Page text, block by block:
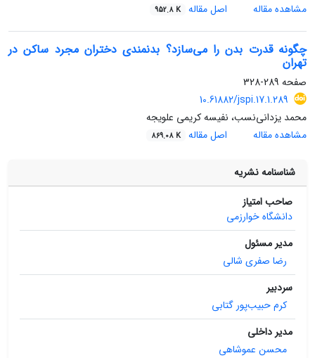
مشاهده مقاله
اصل مقاله 952.8 K
چگونه قدرت بدن را می‌سازد؟ بدنمندی دختران مجرد ساکن در
تهران
صفحه 289-328
10.61882/jspi.17.1.289
محمد یزدانی‌نسب، نفیسه کریمی علویجه
مشاهده مقاله
اصل مقاله 869.08 K
شناسنامه نشریه
صاحب امتیاز
دانشگاه خوارزمی
مدیر مسئول
رضا صفری‌ شالی
سردبیر
کرم حبیب‌پور گتابی
مدیر داخلی
محسن عموشاهی